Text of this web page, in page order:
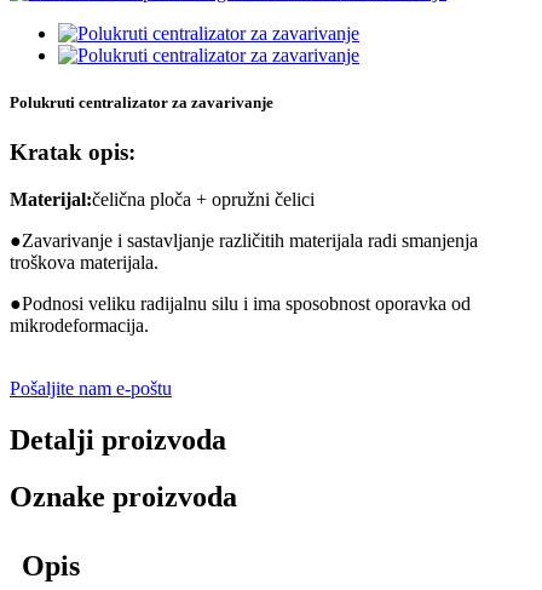
Polukruti centralizator za zavarivanje
Kratak opis:
Materijal:čelična ploča + opružni čelici
●Zavarivanje i sastavljanje različitih materijala radi smanjenja
troškova materijala.
●Podnosi veliku radijalnu silu i ima sposobnost oporavka od
mikrodeformacija.
Pošaljite nam e-poštu
Detalji proizvoda
Oznake proizvoda
Opis